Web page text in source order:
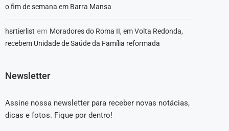
o fim de semana em Barra Mansa
hsrtierlist em Moradores do Roma II, em Volta Redonda,
recebem Unidade de Saúde da Família reformada
Newsletter
Assine nossa newsletter para receber novas notácias,
dicas e fotos. Fique por dentro!